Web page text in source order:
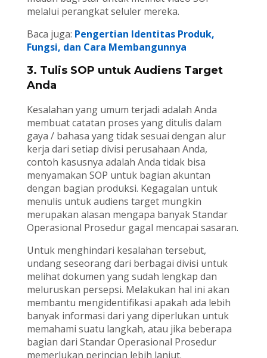
melalui perangkat seluler mereka.
Baca juga: Pengertian Identitas Produk,
Fungsi, dan Cara Membangunnya
3. Tulis SOP untuk Audiens Target
Anda
Kesalahan yang umum terjadi adalah Anda
membuat catatan proses yang ditulis dalam
gaya / bahasa yang tidak sesuai dengan alur
kerja dari setiap divisi perusahaan Anda,
contoh kasusnya adalah Anda tidak bisa
menyamakan SOP untuk bagian akuntan
dengan bagian produksi. Kegagalan untuk
menulis untuk audiens target mungkin
merupakan alasan mengapa banyak Standar
Operasional Prosedur gagal mencapai sasaran.
Untuk menghindari kesalahan tersebut,
undang seseorang dari berbagai divisi untuk
melihat dokumen yang sudah lengkap dan
meluruskan persepsi. Melakukan hal ini akan
membantu mengidentifikasi apakah ada lebih
banyak informasi dari yang diperlukan untuk
memahami suatu langkah, atau jika beberapa
bagian dari Standar Operasional Prosedur
memerlukan perincian lebih lanjut.